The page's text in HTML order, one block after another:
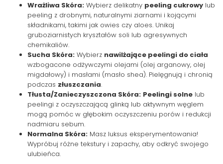
Wrażliwa Skóra: Wybierz delikatny peeling cukrowy lub
peeling z drobnymi, naturalnymi ziarnami i kojącymi
składnikami, takimi jak owies czy aloes. Unikaj
gruboziarnistych kryształów soli lub agresywnych
chemikaliów.
Sucha Skóra: Wybierz nawilżające peelingi do ciała
wzbogacone odżywczymi olejami (olej arganowy, olej
migdałowy) i masłami (masło shea). Pielęgnują i chronią
podczas złuszczania.
Tłusta/Zanieczyszczona Skóra: Peelingi solne lub
peelingi z oczyszczającą glinką lub aktywnym węglem
mogą pomóc w głębokim oczyszczeniu porów i redukcji
nadmiaru sebum.
Normalna Skóra: Masz luksus eksperymentowania!
Wypróbuj różne tekstury i zapachy, aby odkryć swojego
ulubieńca.